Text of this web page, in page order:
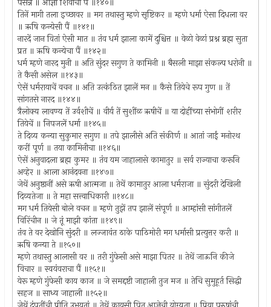
तिनें मागी तला इच्छावर ॥ मग तथास्तु म्हणे सृष्टिकर ॥ म्हणे धर्मा ऐसा दिधला वर
॥ ऋषि कन्येसी पैं ॥१४१॥
नारदें जान वितां ऐसी मात ॥ तंव धर्म झाला कामें दुश्चित्त ॥ वेळो वेळां प्रश्न ब्रह्म सुता
प्रत ॥ ऋषि कन्येचा पैं ॥१४२॥
धर्म म्हणे नारद मुनी ॥ अति सुंदर सगुण ते कामिनी ॥ बैसली माझा संकल्प धरोनी ॥
ते कैसी असेल ॥१४३॥
ऐसें धर्मरायाचें वचन ॥ अति उत्कंठित झालें मन ॥ कैसे तियेचे रूप गुण ॥ तें
सांगतसे नारद ॥१४४॥
त्रैलोक्य लावण्य तें उर्वशीचें ॥ वीर्य तें सुशींळ ऋषीचें ॥ या दोहींच्या संभोगीं शरीर
तियेचें ॥ निपजलें धर्मा ॥१४५॥
ते दिव्य कन्या सुकुमार सगुण ॥ तपे झालीसे अति संकीर्ण ॥ आतां जाईं मनोरथ
करीं पूर्ण ॥ तया कामिनीचा ॥१४६॥
ऐसें अनुवादला ब्रह्म कुमर ॥ तंव यम जाहालासे कामातुर ॥ सर्व राज्याचा करूनि
अव्हेर ॥ आला आनंदवना ॥१४७॥
जेथें अनुष्ठानीं असे ऋषी आत्मजा ॥ तेथें कामातुर आला धर्मराजा ॥ सुंदरी देखिली
दिव्यतेजा ॥ ते महा सत्त्वाधिकारी ॥१४८॥
मग धर्म तियेसी बोले वचन ॥ म्हणे तुझें तप झालें संपूर्ण ॥ आम्हांसी सांगीतलें
विरिंचीन ॥ जे तूं माझी कांता ॥१४९॥
तंव ते वर देखोनि सुंदरी ॥ लज्जावंत ठाके पाठिमोरी मग धर्मासी प्रत्युत्तर करी ॥
ऋषि कन्या ते ॥१५०॥
म्हणे तथास्तु आलासी वर ॥ तरी गुंफेसी असे माझा पितर ॥ तेथें जाऊनि कीजे
विचार ॥ स्वयंवराचा पैं ॥१५१॥
येरू म्हणे गुंफेसी काय काज ॥ जे समद्दष्टी जाहाली तुज मज ॥ तेचि सुमुहूर्त सिद्धी
सहज ॥ साध्य जाहाली ॥१५२॥